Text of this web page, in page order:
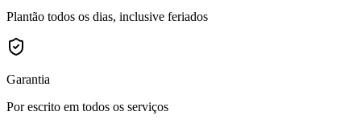
Plantão todos os dias, inclusive feriados
Garantia
Por escrito em todos os serviços